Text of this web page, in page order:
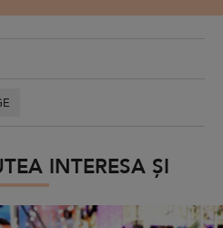
INTERESA ȘI